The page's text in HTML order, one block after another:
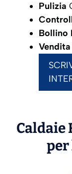
Pulizia
Bollino
Caldaie
per